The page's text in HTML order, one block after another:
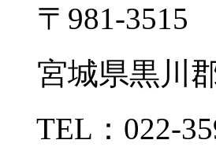
〒981-3515
宮城県黒川
TEL：022-